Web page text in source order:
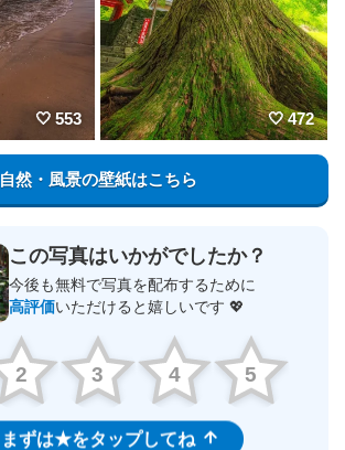
553 472
自然・風景の壁紙はこちら
この写真はいかがでしたか？
今後も無料で写真を配布するために
高評価いただけると嬉しいです 💖
2 3 4 5
まずは★をタップしてね